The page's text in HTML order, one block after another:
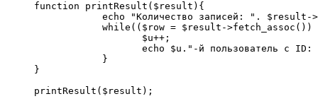
function printResult($result){
echo "Количество записей: ". $result-
while(($row = $result->fetch_assoc())
                   $u++;
echo $u."-й пользователь с ID:
            }
}
printResult($result);